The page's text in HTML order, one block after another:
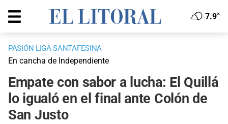
7.9°
PASIÓN LIGA SANTAFESINA
En cancha de Independiente
Empate con sabor a lucha: El Quillá
lo igualó en el final ante Colón de
San Justo